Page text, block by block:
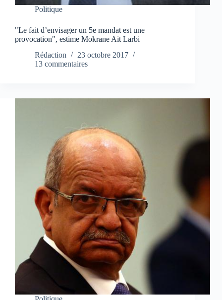
Politique
"Le fait d’envisager un 5e mandat est une
provocation", estime Mokrane Ait Larbi
Rédaction
23 octobre 2017
13 commentaires